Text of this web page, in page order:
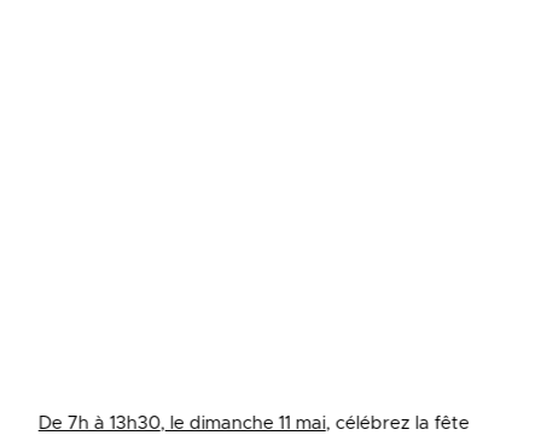
De 7h à 13h30, le dimanche 11 mai, célébrez la fête